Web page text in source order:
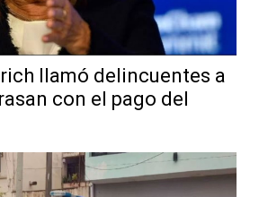
llamó delincuentes a
con el pago del